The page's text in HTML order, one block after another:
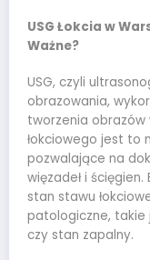
USG Łokcia w
Ważne?
USG, czyli
obrazowania,
tworzenia obrazów
łokciowego jest to
pozwalające na
więzadeł i
stan stawu
patologiczne, takie
czy stan zapalny.